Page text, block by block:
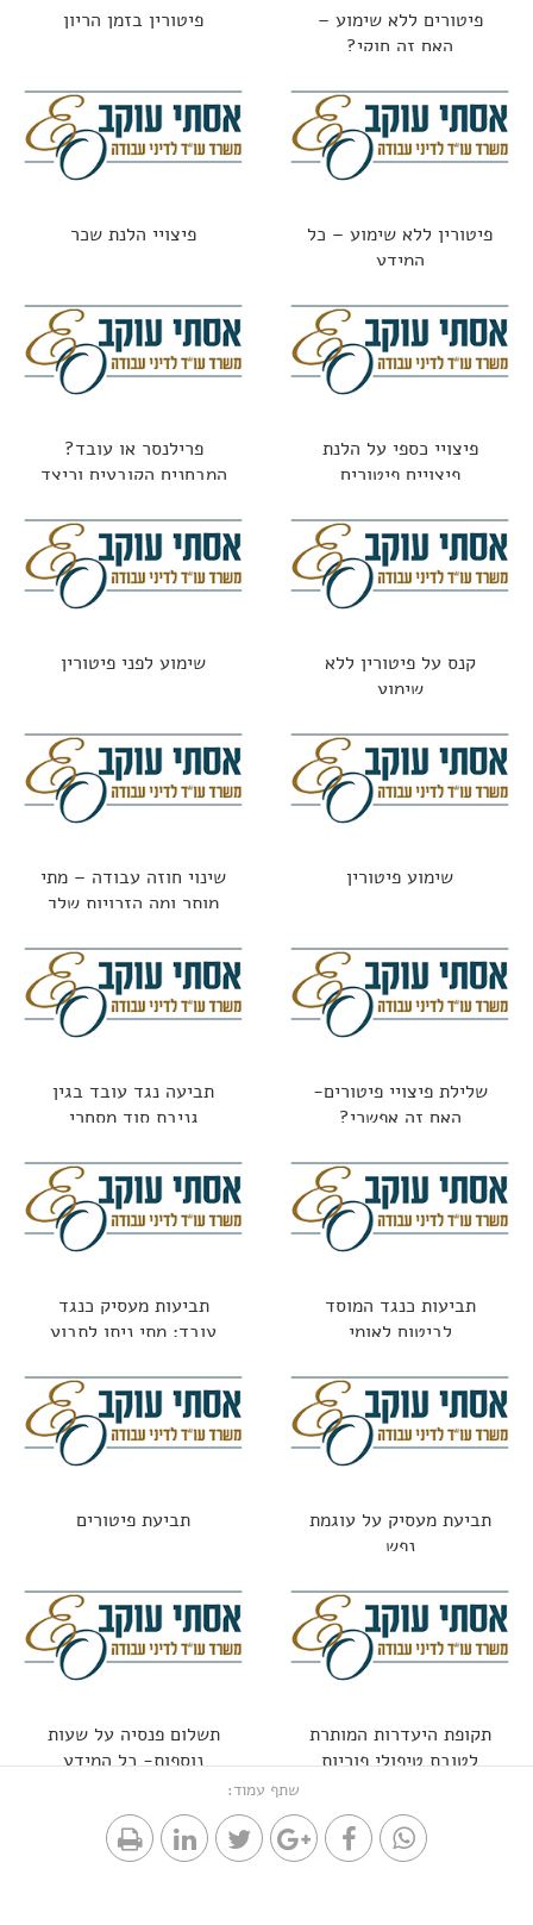
פיטורים ללא שימוע –
האם זה חוקי?
פיטורין בזמן הריון
פיטורין ללא שימוע – כל
המידע
פיצויי הלנת שכר
פיצויי כספי על הלנת
פיצויים פיטורים
פרילנסר או עובד?
המבחנים הקובעים וכיצד
קנס על פיטורין ללא
שימוע
שימוע לפני פיטורין
שימוע פיטורין
שינוי חוזה עבודה – מתי
מותר ומה הזכויות שלך
שלילת פיצויי פיטורים-
האם זה אפשרי?
תביעה נגד עובד בגין
גניבת סוד מסחרי
תביעות כנגד המוסד
לביטוח לאומי
תביעות מעסיק כנגד
עובד: מתי ניתן לתבוע
תביעת מעסיק על עוגמת
נפש
תביעת פיטורים
תקופת היעדרות המותרת
לטובת טיפולי פוריות
תשלום פנסיה על שעות
נוספות- כל המידע
שתף עמוד: